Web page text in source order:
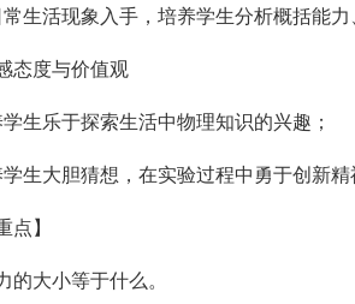
生活现象入手，培养学生分析概括能力
态度与价值观
生乐于探索生活中物理知识的兴趣；
生大胆猜想，在实验过程中勇于创新精
点】
的大小等于什么。